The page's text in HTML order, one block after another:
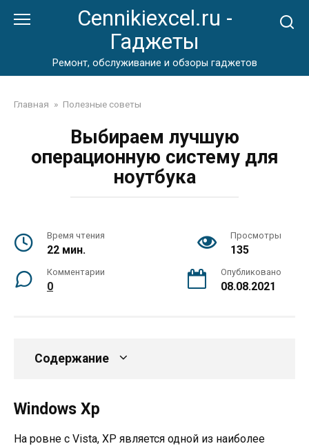
Cennikiexcel.ru -
Гаджеты
Ремонт, обслуживание и обзоры гаджетов
Главная » Полезные советы
Выбираем лучшую
операционную систему для
ноутбука
Время чтения
22 мин.
Просмотры
135
Комментарии
0
Опубликовано
08.08.2021
Содержание
Windows Xp
На ровне с Vista, XP является одной из наиболее